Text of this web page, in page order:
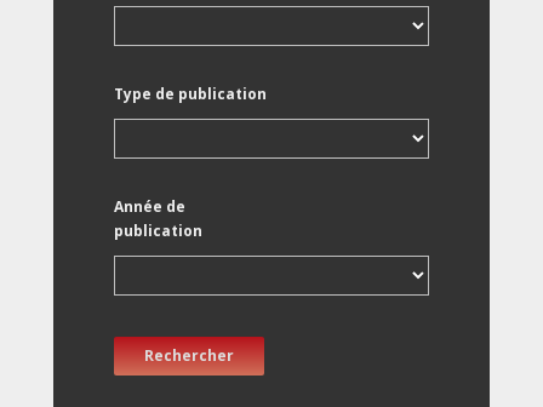
Type de publication
Année de
publication
Rechercher